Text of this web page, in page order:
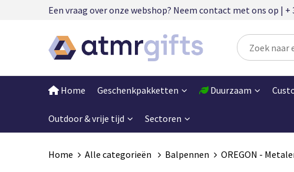
Een vraag over onze webshop? Neem contact met ons op |
Home Geschenkpakketten Duurzaam
Outdoor & vrije tijd Sectoren
Home Alle categorieën Balpennen OREGON -